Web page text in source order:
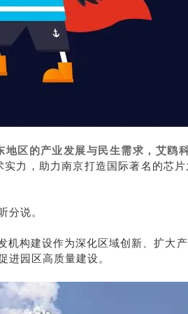
地区的产业发展与民生需求，艾鸥
力，助力南京打造国际著名的芯
分说。
机构建设作为深化区域创新、扩大
园区高质量建设。